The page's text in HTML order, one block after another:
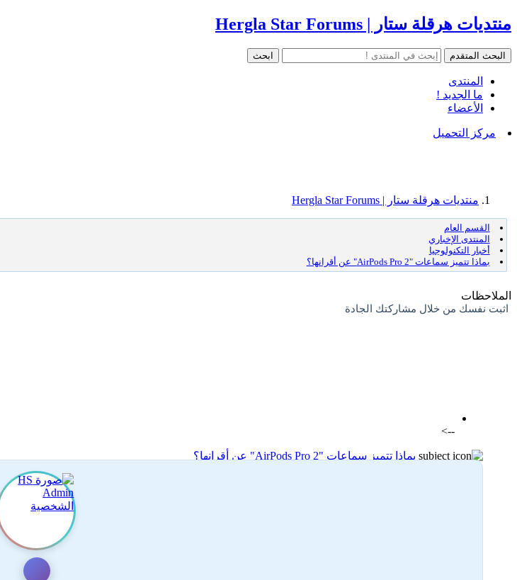
منتديات هرقلة ستار | Hergla Star Forums
المنتدى
ما الجديد !
الأعضاء
مركز التحميل
منتديات هرقلة ستار | Hergla Star Forums
القسم العام
المنتدى الإخباري
أخبار التكنولوجيا
بماذا تتميز سماعات "AirPods Pro 2" عن أقرانها؟
الملاحظات
اثبت نفسك من خلال مشاركتك الجادة
-->
بماذا تتميز سماعات "AirPods Pro 2" عن أقرانها؟
29-12-2024 20:29